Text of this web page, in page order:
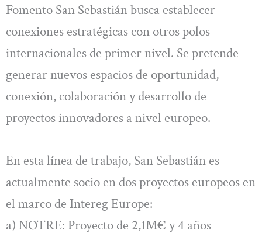
Fomento San Sebastián busca establecer
conexiones estratégicas con otros polos
internacionales de primer nivel. Se pretende
generar nuevos espacios de oportunidad,
conexión, colaboración y desarrollo de
proyectos innovadores a nivel europeo.
En esta línea de trabajo, San Sebastián es
actualmente socio en dos proyectos europeos en
el marco de Intereg Europe:
a) NOTRE: Proyecto de 2,1M€ y 4 años